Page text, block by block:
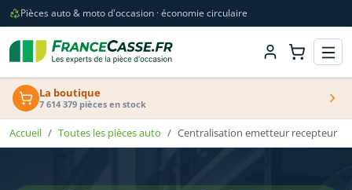
Pièces auto & moto d'occasion · économie circulaire
La boutique
7 614 379 pièces en stock
Accueil Toutes les pièces auto Centralisation emetteur recepteur